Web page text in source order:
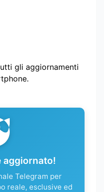
gli aggiornamenti
aggiornato!
Telegram per
reale, esclusive ed